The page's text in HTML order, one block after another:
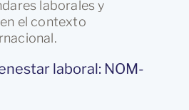
laborales y
el contexto
laboral: NOM-